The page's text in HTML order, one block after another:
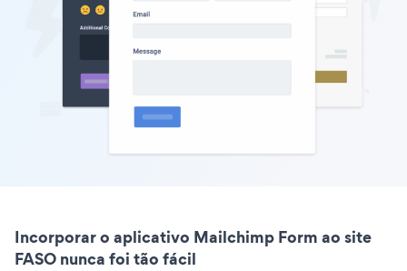
Incorporar o aplicativo Mailchimp Form ao site
FASO nunca foi tão fácil